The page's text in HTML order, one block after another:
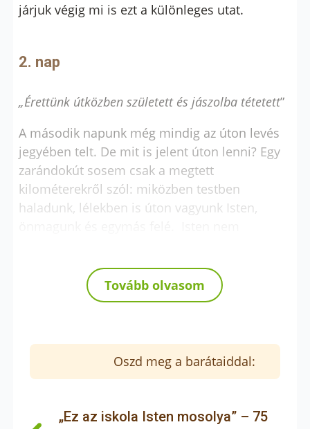
járjuk végig mi is ezt a különleges utat.
2. nap
„Érettünk útközben született és jászolba tétetett”
A második napunk még mindig az úton levés
jegyében telt. De mit is jelent úton lenni? Egy
zarándokút sosem csak a megtett
kilométerekről szól: miközben testben
haladunk, lélekben is úton vagyunk Isten,
kívánja tőlünk; a szentek sem voltak azok.
Úton vagyunk, mint a választott nép a
pusztában vagy mint az emmauszi
velünk jár ezen az úton: kiegészíti, ami
töredékességünk vagy gyengeségeink miatt
növekedéshez.
Tovább olvasom
Oszd meg a barátaiddal:
„Ez az iskola Isten mosolya” – 75